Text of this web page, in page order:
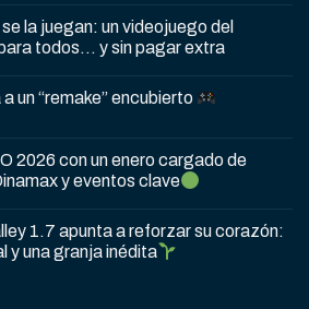
la juegan: un videojuego del
todos… y sin pagar extra
un “remake” encubierto
2026 con un enero cargado de
y eventos clave
1.7 apunta a reforzar su corazón:
y una granja inédita